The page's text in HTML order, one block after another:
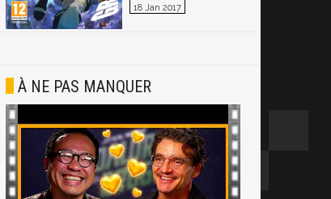
18 Jan 2017
À NE PAS MANQUER